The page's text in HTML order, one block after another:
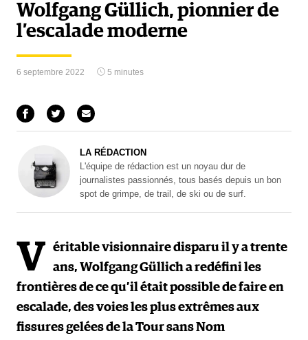
Wolfgang Güllich, pionnier de
l’escalade moderne
6 septembre 2022 5 minutes
LA RÉDACTION
L'équipe de rédaction est un noyau dur de
journalistes passionnés, tous basés depuis un bon
spot de grimpe, de trail, de ski ou de surf.
V éritable visionnaire disparu il y a trente
ans, Wolfgang Güllich a redéfini les
frontières de ce qu’il était possible de faire en
escalade, des voies les plus extrêmes aux
fissures gelées de la Tour sans Nom